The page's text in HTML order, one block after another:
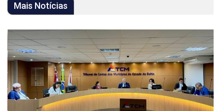
Mais Notícias